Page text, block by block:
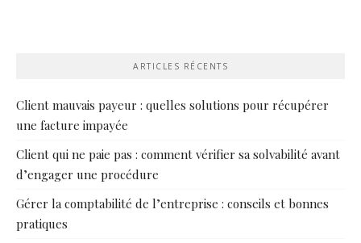
ARTICLES RÉCENTS
Client mauvais payeur : quelles solutions pour récupérer
une facture impayée
Client qui ne paie pas : comment vérifier sa solvabilité avant
d’engager une procédure
Gérer la comptabilité de l’entreprise : conseils et bonnes
pratiques